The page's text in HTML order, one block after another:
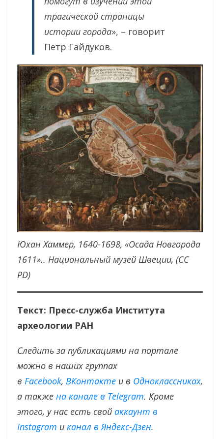
трагической страницы
истории города», – говорит
Петр Гайдуков.
Юхан Хаммер, 1640-1698, «Осада Новгорода
1611».. Национальный музей Швеции, (СС
PD)
Текст: Пресс-служба Института
археологии РАН
Следить за публикациями на портале
можно в наших группах
в Facebook, ВКонтакте и в Одноклассниках,
а также на канале в Telegram. Кроме
этого, у нас есть свой аккаунт в
Instagram и канал в Яндекс-Дзен.